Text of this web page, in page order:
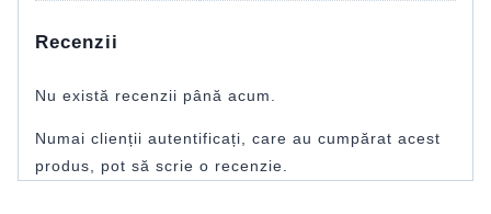
Recenzii
Nu există recenzii până acum.
Numai clienții autentificați, care au cumpărat acest
produs, pot să scrie o recenzie.